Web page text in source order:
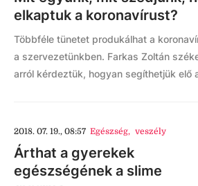
elkaptuk a koronavírust?
Többféle tünetet produkálhat a
a szervezetünkben. Farkas Zoltán
arról kérdeztük, hogyan segíthetjük elő
2018. 07. 19., 08:57 Egészség, veszély
Árthat a gyerekek
egészségének a slime